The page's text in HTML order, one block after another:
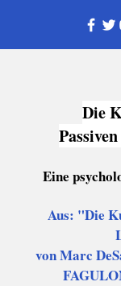
Die
Eine
Aus: "Die
von Marc